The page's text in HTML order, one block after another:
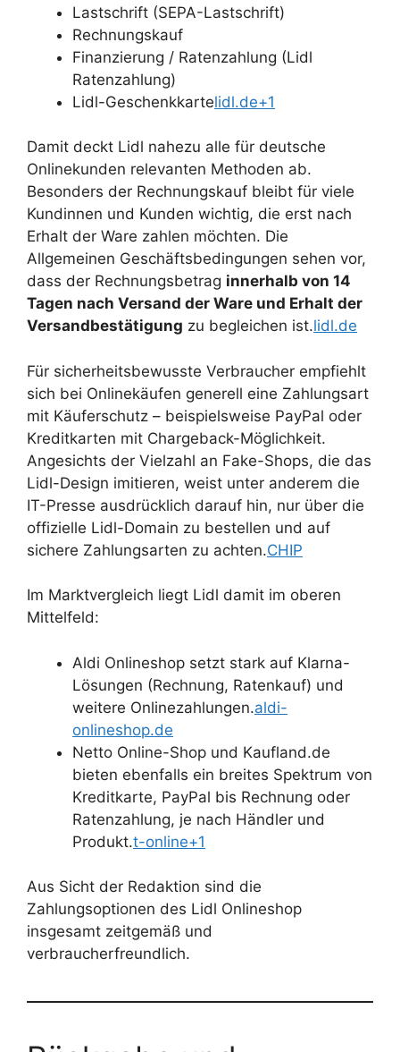
Lastschrift (SEPA-Lastschrift)
Rechnungskauf
Finanzierung / Ratenzahlung (Lidl
Ratenzahlung)
Lidl-Geschenkkartelidl.de+1
Damit deckt Lidl nahezu alle für deutsche
Onlinekunden relevanten Methoden ab.
Besonders der Rechnungskauf bleibt für viele
Kundinnen und Kunden wichtig, die erst nach
Erhalt der Ware zahlen möchten. Die
Allgemeinen Geschäftsbedingungen sehen vor,
dass der Rechnungsbetrag innerhalb von 14
Tagen nach Versand der Ware und Erhalt der
Versandbestätigung zu begleichen ist.lidl.de
Für sicherheitsbewusste Verbraucher empfiehlt
sich bei Onlinekäufen generell eine Zahlungsart
mit Käuferschutz – beispielsweise PayPal oder
Kreditkarten mit Chargeback-Möglichkeit.
Angesichts der Vielzahl an Fake-Shops, die das
Lidl-Design imitieren, weist unter anderem die
IT-Presse ausdrücklich darauf hin, nur über die
offizielle Lidl-Domain zu bestellen und auf
sichere Zahlungsarten zu achten.CHIP
Im Marktvergleich liegt Lidl damit im oberen
Mittelfeld:
Aldi Onlineshop setzt stark auf Klarna-
Lösungen (Rechnung, Ratenkauf) und
weitere Onlinezahlungen.aldi-
onlineshop.de
Netto Online-Shop und Kaufland.de
bieten ebenfalls ein breites Spektrum von
Kreditkarte, PayPal bis Rechnung oder
Ratenzahlung, je nach Händler und
Produkt.t-online+1
Aus Sicht der Redaktion sind die
Zahlungsoptionen des Lidl Onlineshop
insgesamt zeitgemäß und
verbraucherfreundlich.